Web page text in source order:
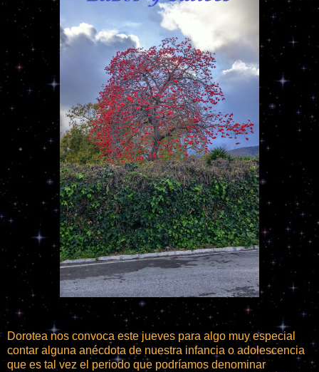
Dorotea nos convoca este jueves para algo muy especial
contar alguna anécdota de nuestra infancia o adolescencia
que es tal vez el periodo que podríamos denominar